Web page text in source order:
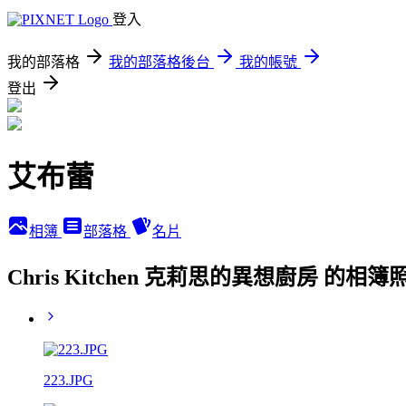
登入
我的部落格 我的部落格後台
我的帳號
登出
艾布蕾
相簿 部落格 名片
Chris Kitchen 克莉思的異想廚房 的相簿
223.JPG